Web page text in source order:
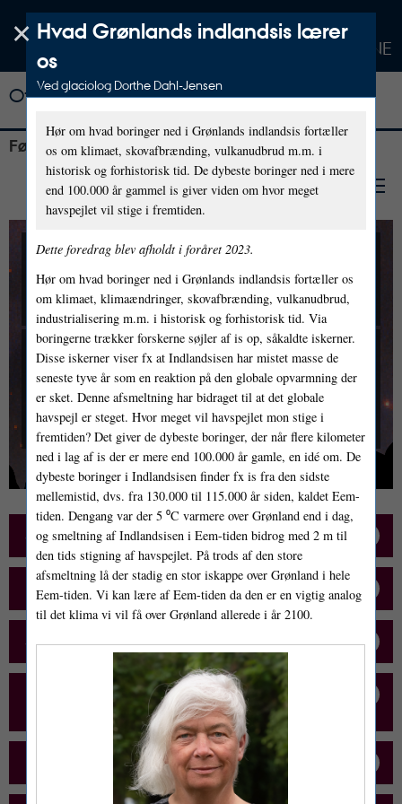
SCIENCE MUSEERNE
Offentlige foredrag i Naturvidenskab
Følg os på
× Hvad Grønlands indlandsis lærer
os
Ved glaciolog Dorthe Dahl-Jensen
Hør om hvad boringer ned i Grønlands indlandsis fortæller
os om klimaet, skovafbrænding, vulkanudbrud m.m. i
historisk og forhistorisk tid. De dybeste boringer ned i mere
end 100.000 år gammel is giver viden om hvor meget
havspejlet vil stige i fremtiden.
Dette foredrag blev afholdt i foråret 2023.
Hør om hvad boringer ned i Grønlands indlandsis fortæller os
om klimaet, klimaændringer, skovafbrænding, vulkanudbrud,
industrialisering m.m. i historisk og forhistorisk tid. Via
boringerne trækker forskerne søjler af is op, såkaldte iskerner.
Disse iskerner viser fx at Indlandsisen har mistet masse de
seneste tyve år som en reaktion på den globale opvarmning der
er sket. Denne afsmeltning har bidraget til at det globale
havspejl er steget. Hvor meget vil havspejlet mon stige i
fremtiden? Det giver de dybeste boringer, der når flere kilometer
ned i lag af is der er mere end 100.000 år gamle, en idé om. De
dybeste boringer i Indlandsisen finder fx is fra den sidste
mellemistid, dvs. fra 130.000 til 115.000 år siden, kaldet Eem-
tiden. Dengang var der 5 ⁰C varmere over Grønland end i dag,
og smeltning af Indlandsisen i Eem-tiden bidrog med 2 m til
den tids stigning af havspejlet. På trods af den store
afsmeltning lå der stadig en stor iskappe over Grønland i hele
Eem-tiden. Vi kan lære af Eem-tiden da den er en vigtig analog
til det klima vi vil få over Grønland allerede i år 2100.
Livestream fra Aarhus
Universitet
ForedragenelivestreamesfraSøauditorierne i
Universitetsparkentil biografer, biblioteker,
folkeuniversiteter,
kulturhuse, gymnasier og skoler mv. ien lang række
byer.
Se program: datoer, lokationer mv.
Følg os via nyhedsbrev og på sociale medier
Særligt for gymnasier og skoler
Læs forelæsernes svar på spørgsmål m.m.
Find også ekstramateriale til foredragene
Bliv vært for foredragene i dit lokalområde